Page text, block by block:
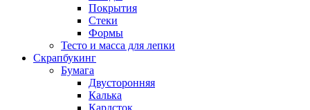
Покрытия
Стеки
Формы
Тесто и масса для лепки
Скрапбукинг
Бумага
Двусторонняя
Калька
Кардсток